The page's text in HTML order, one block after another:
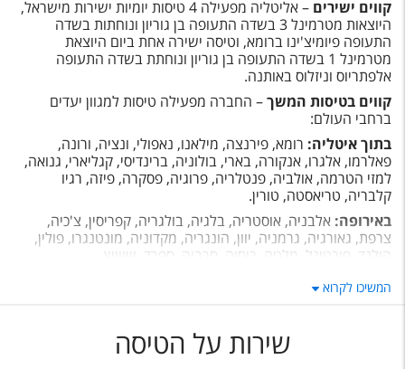
קווים ישירים
– אליטליה מפעילה 4 טיסות יומיות ישירות מישראל,
היוצאות מטרמינל 3 בשדה התעופה בן גוריון ונוחתות בשדה
התעופה פיומיצ'ינו ברומא, וטיסה ישירה אחת ביום היוצאת
מטרמינל 1 בשדה התעופה בן גוריון ונוחתת בשדה התעופה
אלפתריוס וניזלוס באותנה.
קווים בטיסות המשך– החברה מפעילה טיסות למגוון יעדים
ברחבי העולם:
בתוך איטליה: רומא, פירנצה, מילאנו, נאפולי, ונציה, ורונה,
פאלרמו, אלגרו, אנקורה, בארי, בולוניה, ברינדיסי, קגליארי, גנואה,
למזי הטרמה, אולביה, פנטלריה, פרוגיה, פסקרה, פיזה, רגיו
קלבריה, טריאסטה, טורין.
באירופה: אלבניה, אוסטריה, בלגיה, בולגריה, קפריסין, צ'כיה,
צרפת, גאורגיה, גרמניה, יוון, הונגריה, מקדוניה, מונטנגרו, פולין,
הולנד, פורטוגל, מלטה, רוסיה, סרביה, ספרד, שווייץ.
בצפון, מרכז ודרום אמריקה
ברזיל.
הערביות, אלג'יריה, מרוקו, טוניס, מצרים.
המשיכו לקרוא
שירות על הטיסה